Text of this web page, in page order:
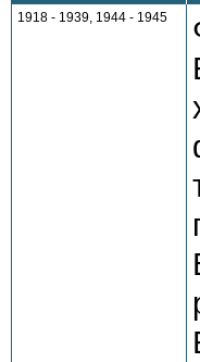
1918 - 1939, 1944 - 1945